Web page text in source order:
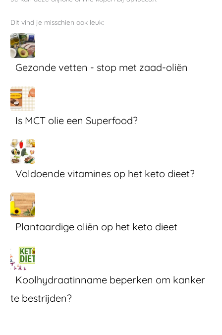
Dit vind je misschien ook leuk:
Gezonde vetten - stop met zaad-oliën
Is MCT olie een Superfood?
Voldoende vitamines op het keto dieet?
Plantaardige oliën op het keto dieet
Koolhydraatinname beperken om kanker
te bestrijden?